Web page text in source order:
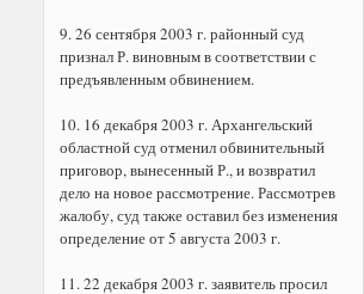
9. 26 сентября 2003 г. районный суд
признал Р. виновным в соответствии с
предъявленным обвинением.
10. 16 декабря 2003 г. Архангельский
областной суд отменил обвинительный
приговор, вынесенный Р., и возвратил
дело на новое рассмотрение. Рассмотрев
жалобу, суд также оставил без изменения
определение от 5 августа 2003 г.
11. 22 декабря 2003 г. заявитель просил